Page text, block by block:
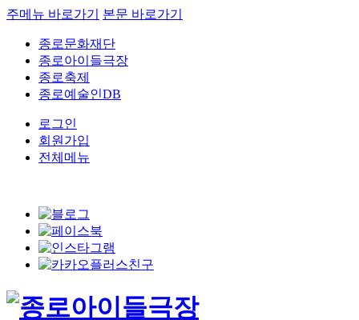
주메뉴 바로가기 본문 바로가기
종로문화재단
종로아이들극장
종로축제
종로예술인DB
로그인
회원가입
전체메뉴